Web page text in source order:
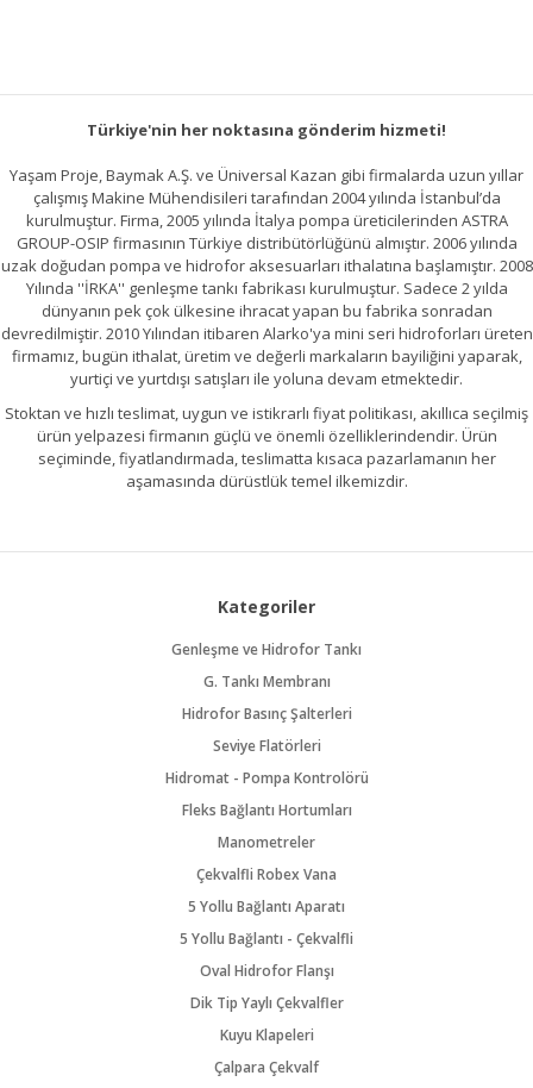
Türkiye'nin her noktasına gönderim hizmeti!
Yaşam Proje, Baymak A.Ş. ve Üniversal Kazan gibi firmalarda uzun yıllar
çalışmış Makine Mühendisileri tarafından 2004 yılında İstanbul’da
kurulmuştur. Firma, 2005 yılında İtalya pompa üreticilerinden ASTRA
GROUP-OSIP firmasının Türkiye distribütörlüğünü almıştır. 2006 yılında
uzak doğudan pompa ve hidrofor aksesuarları ithalatına başlamıştır. 2008
Yılında ''İRKA'' genleşme tankı fabrikası kurulmuştur. Sadece 2 yılda
dünyanın pek çok ülkesine ihracat yapan bu fabrika sonradan
devredilmiştir. 2010 Yılından itibaren Alarko'ya mini seri hidroforları üreten
firmamız, bugün ithalat, üretim ve değerli markaların bayiliğini yaparak,
yurtiçi ve yurtdışı satışları ile yoluna devam etmektedir.
Stoktan ve hızlı teslimat, uygun ve istikrarlı fiyat politikası, akıllıca seçilmiş
ürün yelpazesi firmanın güçlü ve önemli özelliklerindendir. Ürün
seçiminde, fiyatlandırmada, teslimatta kısaca pazarlamanın her
aşamasında dürüstlük temel ilkemizdir.
Kategoriler
Genleşme ve Hidrofor Tankı
G. Tankı Membranı
Hidrofor Basınç Şalterleri
Seviye Flatörleri
Hidromat - Pompa Kontrolörü
Fleks Bağlantı Hortumları
Manometreler
Çekvalfli Robex Vana
5 Yollu Bağlantı Aparatı
5 Yollu Bağlantı - Çekvalfli
Oval Hidrofor Flanşı
Dik Tip Yaylı Çekvalfler
Kuyu Klapeleri
Çalpara Çekvalf